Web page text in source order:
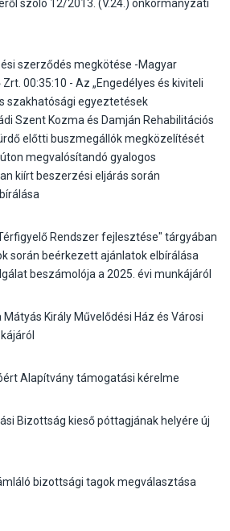
szóló 12/2013. (V.24.) önkormányzati
szerződés megkötése -Magyar
00:35:10 - Az „Engedélyes és kiviteli
szakhatósági egyeztetések
Szent Kozma és Damján Rehabilitációs
előtti buszmegállók megközelítését
megvalósítandó gyalogos
kiírt beszerzési eljárás során
Rendszer fejlesztése" tárgyában
során beérkezett ajánlatok elbírálása
beszámolója a 2025. évi munkájáról
Mátyás Király Művelődési Ház és Városi
Alapítvány támogatási kérelme
Bizottság kieső póttagjának helyére új
bizottsági tagok megválasztása